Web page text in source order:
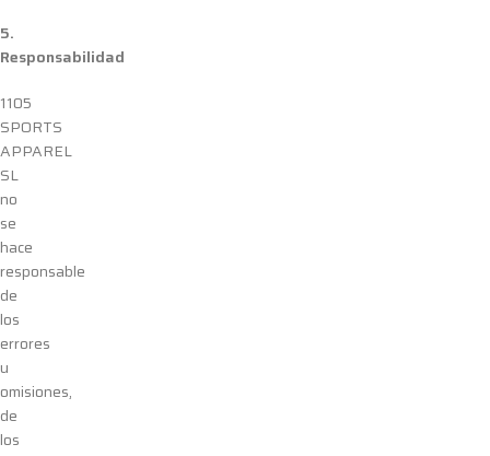
5.
Responsabilidad
1105
SPORTS
APPAREL
SL
no
se
hace
responsable
de
los
errores
u
omisiones,
de
los